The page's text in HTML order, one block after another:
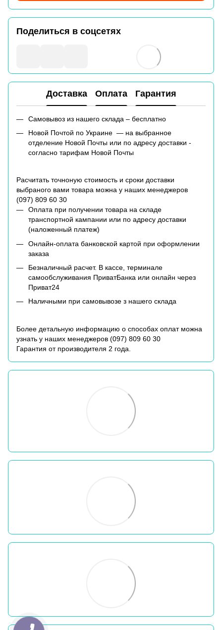
Поделиться в соцсетях
Доставка Оплата Гарантия
Самовывоз из нашего склада – бесплатно
Новой Почтой по Украине — на выбранное
отделение Новой Почты или по адресу доставки -
согласно тарифам Новой Почты
Расчитать точноную стоимость и сроки доставки
выбраного вами товара можна у наших менеджеров
(097) 809 60 30
Оплата при получении товара на складе
транспортной кампании или по адресу доставки
(наложенный платеж)
Онлайн-оплата банковской картой при оформлении
заказа
Безналичный расчет. В кассе, терминале
самообслуживания ПриватБанка или онлайн через
Приват24
Наличными при самовывозе з нашего склада
Более детальную информацию о способах оплат можна
узнать у наших менеджеров (097) 809 60 30
Гарантия от производителя 2 года.